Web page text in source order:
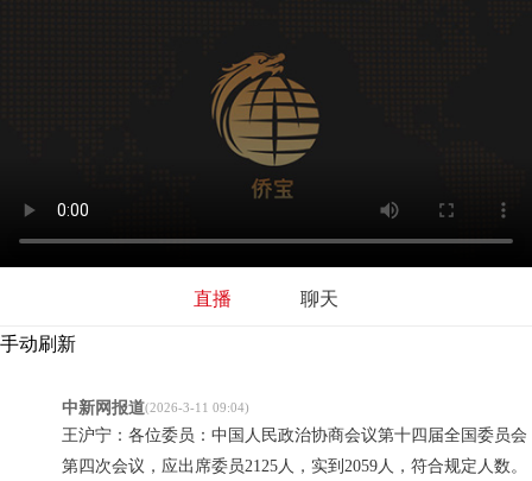
直播 聊天
手动刷新
中新网报道(2026-3-11 09:04)
王沪宁：各位委员：中国人民政治协商会议第十四届全国委员会
第四次会议，应出席委员2125人，实到2059人，符合规定人数。